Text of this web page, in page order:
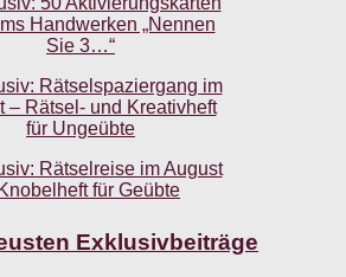
Exklusivbeiträge